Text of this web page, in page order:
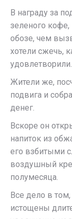
В награду за
зеленого
обозе, чем
хотели сжечь,
удовлетворили.
Жители же,
подвига и
денег.
Вскоре он
напиток из
его взбитыми
воздушный
полумесяца.
Все дело в
истощены